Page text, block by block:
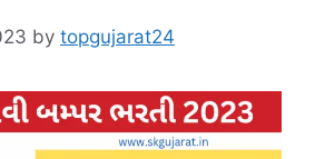
by topgujarat24